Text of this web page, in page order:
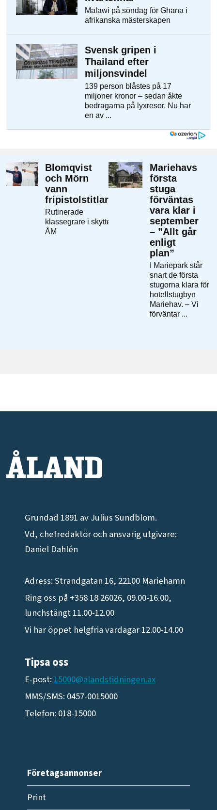
Grundad 1891 av Julius Sundblom.
Vd, chefredaktör och ansvarig utgivare:
Daniel Dahlén
Adress: Strandgatan 16, 22100 Mariehamn
Ring oss på +358 18 26026, 09.00-16.00,
lunchstängt 11.00-12.00
Vi har öppet helgfria vardagar 12.00-14.00
Tipsa oss
E-post: 15000@alandstidningen.ax
MMS/SMS: 0457-0015000
Telefon: 018-15000
Företagsannonser
Print